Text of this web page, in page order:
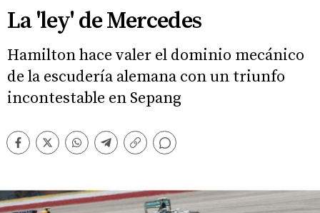
La 'ley' de Mercedes
Hamilton hace valer el dominio mecánico
de la escudería alemana con un triunfo
incontestable en Sepang
Facebook
TwitterWhatsappTelegram
Copiar
Comentarios